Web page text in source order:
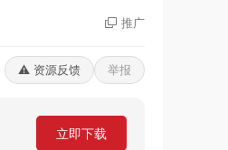
推广
⚠️ 资源反馈 举报
立即下载